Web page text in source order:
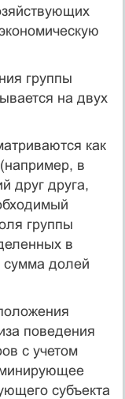
группы
на двух
как
в
друг друга,
группы
в
сумма долей
поведения
с учетом
субъекта